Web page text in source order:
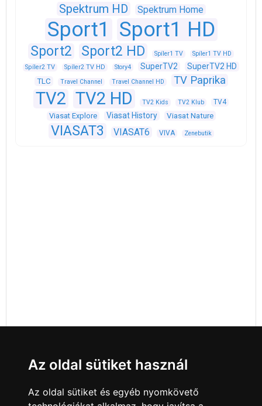
Spektrum HD
Spektrum Home
Sport1 Sport1 HD
Sport2 Sport2 HD Spíler1 TV
Spíler1 TV HD
Spíler2 TV
Spíler2 TV HD Story4 SuperTV2 SuperTV2 HD
TLC Travel Channel Travel Channel HD TV Paprika
TV2 TV2 HD TV2 Kids TV2 Klub TV4
Viasat Explore Viasat History Viasat Nature
VIASAT3 VIASAT6 VIVA Zenebutik
Az oldal sütiket használ
Az oldal sütiket és egyéb nyomkövető